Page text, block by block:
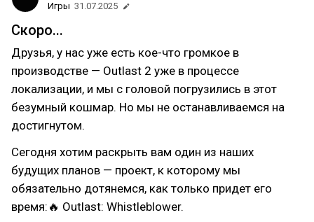
Игры 31.07.2025
Скоро...
Друзья, у нас уже есть кое-что громкое в
производстве — Outlast 2 уже в процессе
локализации, и мы с головой погрузились в этот
безумный кошмар. Но мы не останавливаемся на
достигнутом.
Сегодня хотим раскрыть вам один из наших
будущих планов — проект, к которому мы
обязательно дотянемся, как только придет его
время:🔥 Outlast: Whistleblower.